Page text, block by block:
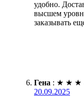
удобно.
высшем
заказывать
Гена : ★ ★ ★
20.09.2025